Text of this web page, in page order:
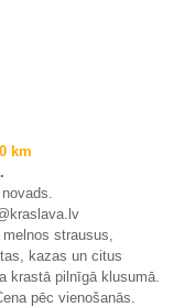
km
strausus,
kazas un citus
krastā pilnīgā klusumā.
pēc vienošanās.